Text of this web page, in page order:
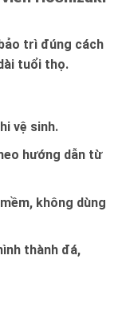
trì đúng cách
tuổi thọ.
vệ sinh.
hướng dẫn từ
không dùng
thành đá,